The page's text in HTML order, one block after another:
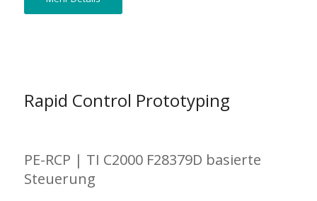
Rapid Control Prototyping
PE-RCP | TI C2000 F28379D basierte
Steuerung